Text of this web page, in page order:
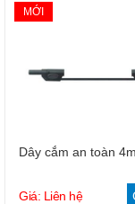
MỚI
Dây cắm an toàn
Giá: Liên hệ